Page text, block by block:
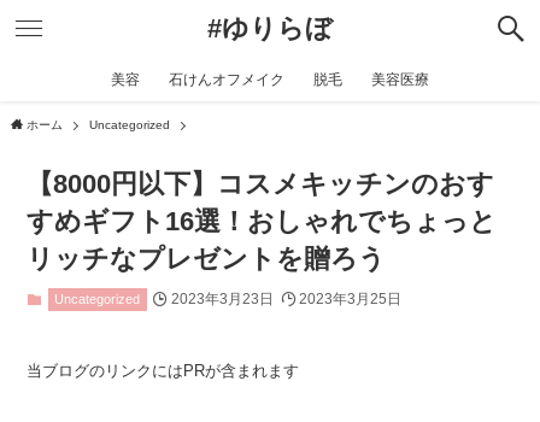
#ゆりらぼ
美容 石けんオフメイク 脱毛 美容医療
ホーム Uncategorized
【8000円以下】コスメキッチンのおす
すめギフト16選！おしゃれでちょっと
リッチなプレゼントを贈ろう
Uncategorized 2023年3月23日 2023年3月25日
当ブログのリンクにはPRが含まれます